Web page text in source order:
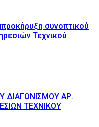
συνοπτικού
Τεχνικού
ΔΙΑΓΩΝΙΣΜΟΥ ΑΡ.
ΤΕΧΝΙΚΟΥ